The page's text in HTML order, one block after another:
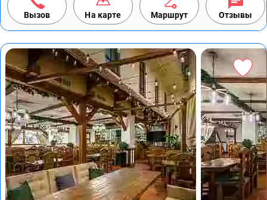
Вызов На карте Маршрут Отзывы